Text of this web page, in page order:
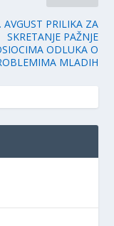
AVGUST PRILIKA ZA
SKRETANJE PAŽNJE
ODLUKA O
MLADIH